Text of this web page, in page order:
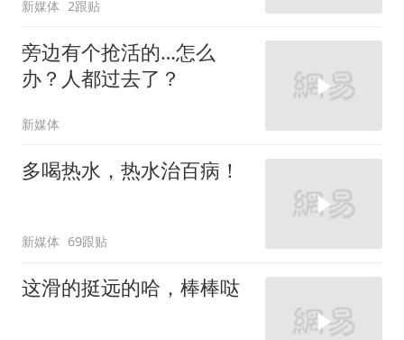
新媒体 2跟贴
旁边有个抢活的…怎么
办？人都过去了？
新媒体
多喝热水，热水治百病！
新媒体 69跟贴
这滑的挺远的哈，棒棒哒